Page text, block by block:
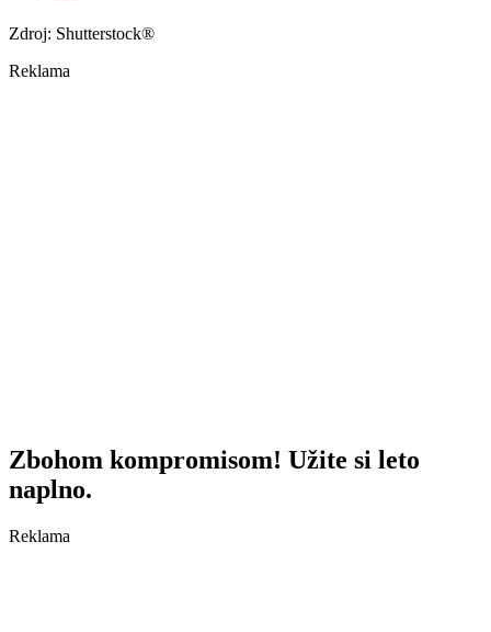
Zdroj: Shutterstock®
Reklama
Zbohom kompromisom! Užite si leto
naplno.
Reklama